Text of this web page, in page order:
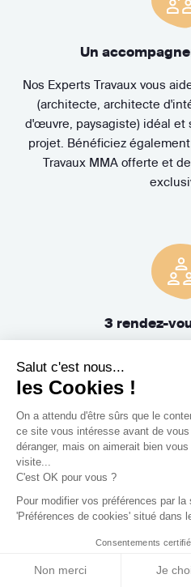
Salut c'est nous...
les Cookies !
On a attendu d'être sûrs que le
ce site vous intéresse avant de vous
déranger, mais on aimerait bien
visite...
C'est OK pour vous ?
Pour modifier vos préférences par
'Préférences de cookies' situé dans
Consentements
Non merci Je
Un
Nos Experts Travaux vous
(architecte, architecte
d'œuvre, paysagiste) idéal et
projet. Bénéficiez
Travaux MMA offerte et
3 rendez-
Pas de mauvaise surprise.
engagement trois
jours leur proposition
Trouvez le